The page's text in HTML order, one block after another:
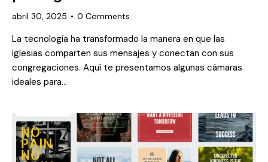
abril 30, 2025 0 Comments
La tecnología ha transformado la manera en que las
iglesias comparten sus mensajes y conectan con sus
congregaciones. Aquí te presentamos algunas cámaras
ideales para…